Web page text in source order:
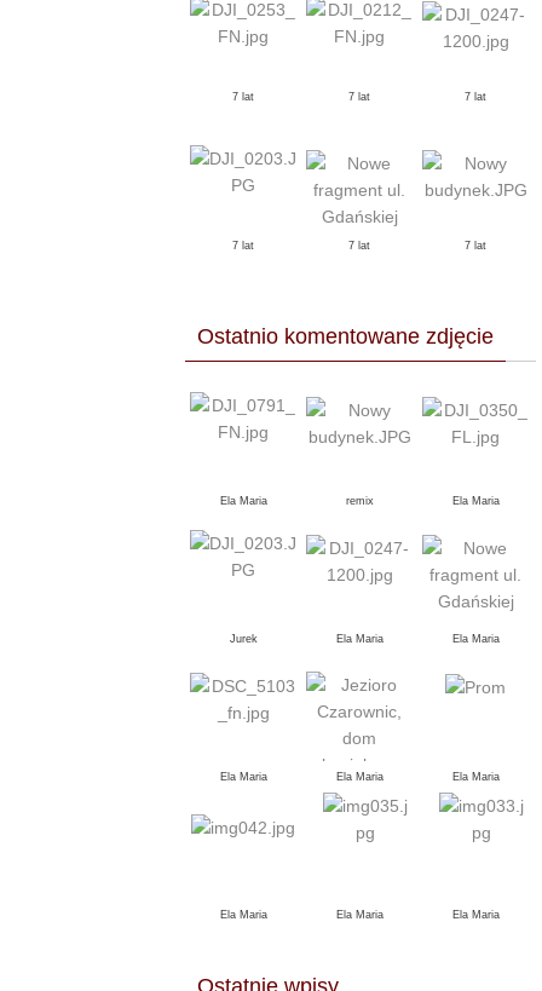
7 lat 7 lat 7 lat
7 lat 7 lat 7 lat
Ostatnio komentowane zdjęcie
Ela Maria remix Ela Maria
Jurek Ela Maria Ela Maria
Ela Maria Ela Maria Ela Maria
Ela Maria Ela Maria Ela Maria